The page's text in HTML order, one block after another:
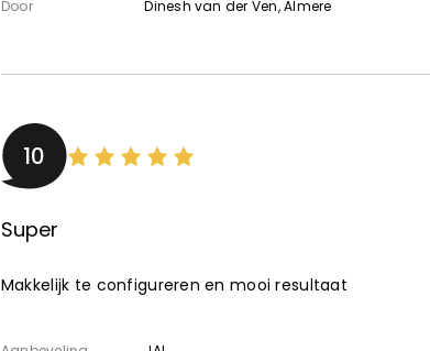
Door
Dinesh van der Ven, Almere
10
Super
Makkelijk te configureren en mooi resultaat